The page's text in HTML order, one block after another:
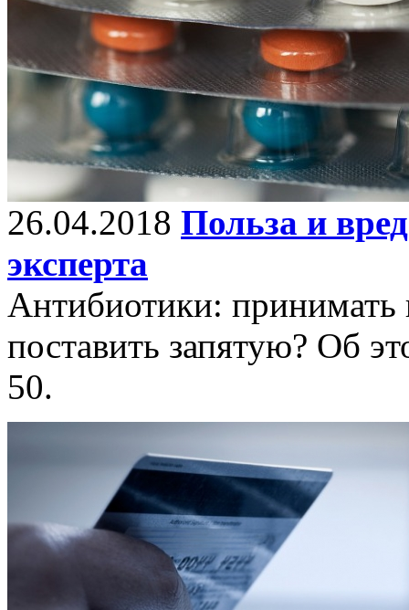
26.04.2018 Польза и
эксперта
Антибиотики: принимать
поставить запятую? Об
50.